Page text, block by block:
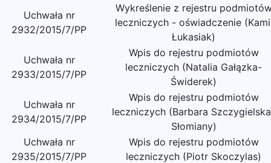
Uchwała nr
2932/2015/7/PP
Wykreślenie z rejestru
leczniczych - oświadczenie
Łukasiak)
Uchwała nr
2933/2015/7/PP
Wpis do rejestru podmiotów
leczniczych (Natalia Gałązka-
Świderek)
Uchwała nr
2934/2015/7/PP
Wpis do rejestru podmiotów
leczniczych (Barbara
Słomiany)
Uchwała nr
2935/2015/7/PP
Wpis do rejestru podmiotów
leczniczych (Piotr Skoczylas)